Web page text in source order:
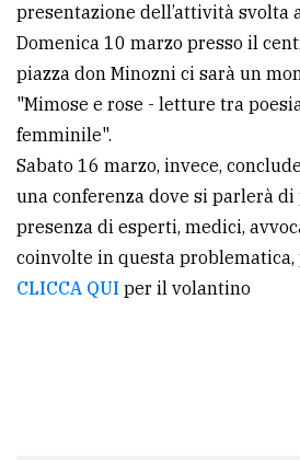
CERCA
Cerca
per
comune
Ricerca
avanzata
LE
ALTRE
presentazione dell’attività svolta
Domenica 10 marzo presso il
piazza don Minozni ci sarà un
"Mimose e rose - letture tra
femminile".
Sabato 16 marzo, invece,
una conferenza dove si parlerà
presenza di esperti, medici,
coinvolte in questa
CLICCA QUI per il volantino